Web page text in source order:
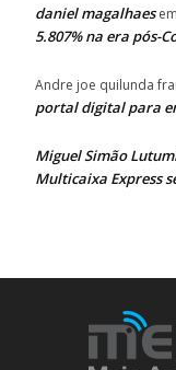
daniel magalhaesem
5.807% na era pós-
Andre joe quilunda
portal digital para
Miguel Simão
Multicaixa Express